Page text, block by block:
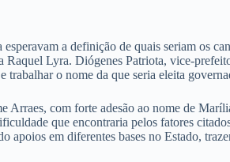
a definição de quais seriam os
Raquel Lyra. Diógenes Patriota, vice-
o nome da que seria eleita
Arraes, com forte adesão ao nome de
que encontraria pelos fatores
apoios em diferentes bases no Estado,